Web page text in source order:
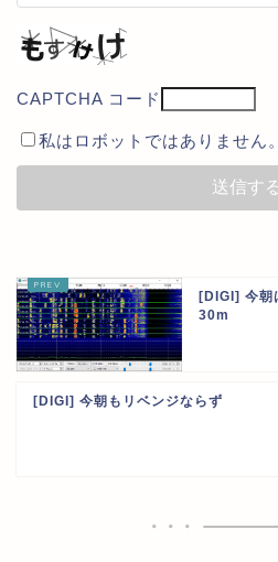
CAPTCHA コード
私はロボットではありません。
[DIGI] 今朝
30m
[DIGI] 今朝もリベンジならず